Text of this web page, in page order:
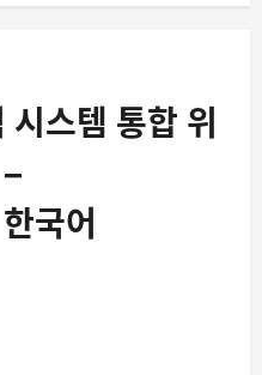
스템 통합 위
국어